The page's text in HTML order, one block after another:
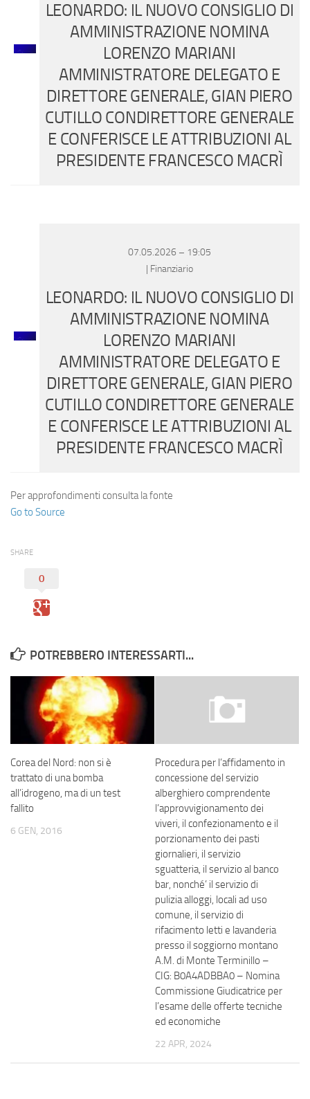
LEONARDO: IL NUOVO CONSIGLIO DI
AMMINISTRAZIONE NOMINA
LORENZO MARIANI
AMMINISTRATORE DELEGATO E
DIRETTORE GENERALE, GIAN PIERO
CUTILLO CONDIRETTORE GENERALE
E CONFERISCE LE ATTRIBUZIONI AL
PRESIDENTE FRANCESCO MACRÌ
07.05.2026 – 19:05
| Finanziario
LEONARDO: IL NUOVO CONSIGLIO DI
AMMINISTRAZIONE NOMINA
LORENZO MARIANI
AMMINISTRATORE DELEGATO E
DIRETTORE GENERALE, GIAN PIERO
CUTILLO CONDIRETTORE GENERALE
E CONFERISCE LE ATTRIBUZIONI AL
PRESIDENTE FRANCESCO MACRÌ
Per approfondimenti consulta la fonte
Go to Source
SHARE
0
POTREBBERO INTERESSARTI...
Corea del Nord: non si è
trattato di una bomba
all’idrogeno, ma di un test
fallito
6 GEN, 2016
Procedura per l’affidamento in
concessione del servizio
alberghiero comprendente
l’approvvigionamento dei
viveri, il confezionamento e il
porzionamento dei pasti
giornalieri, il servizio
sguatteria, il servizio al banco
bar, nonché’ il servizio di
pulizia alloggi, locali ad uso
comune, il servizio di
rifacimento letti e lavanderia
presso il soggiorno montano
A.M. di Monte Terminillo –
CIG: B0A4ADBBA0 – Nomina
Commissione Giudicatrice per
l’esame delle offerte tecniche
ed economiche
22 APR, 2024